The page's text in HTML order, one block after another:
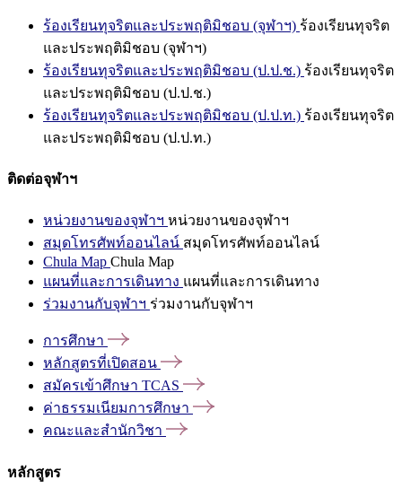
ร้องเรียนทุจริตและประพฤติมิชอบ (จุฬาฯ) ร้องเรียนทุจริต
และประพฤติมิชอบ (จุฬาฯ)
ร้องเรียนทุจริตและประพฤติมิชอบ (ป.ป.ช.) ร้องเรียนทุจริต
และประพฤติมิชอบ (ป.ป.ช.)
ร้องเรียนทุจริตและประพฤติมิชอบ (ป.ป.ท.) ร้องเรียนทุจริต
และประพฤติมิชอบ (ป.ป.ท.)
ติดต่อจุฬาฯ
หน่วยงานของจุฬาฯ หน่วยงานของจุฬาฯ
สมุดโทรศัพท์ออนไลน์ สมุดโทรศัพท์ออนไลน์
Chula Map Chula Map
แผนที่และการเดินทาง แผนที่และการเดินทาง
ร่วมงานกับจุฬาฯ ร่วมงานกับจุฬาฯ
การศึกษา
หลักสูตรที่เปิดสอน
สมัครเข้าศึกษา TCAS
ค่าธรรมเนียมการศึกษา
คณะและสำนักวิชา
หลักสูตร